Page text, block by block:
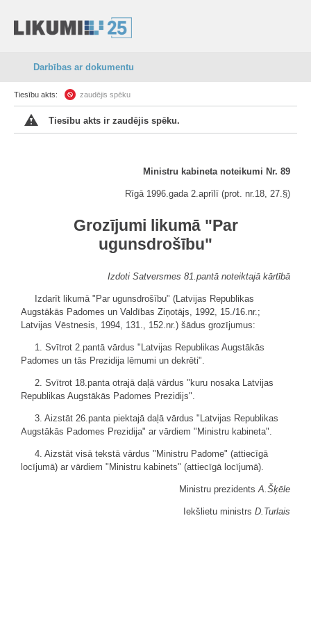
Darbības ar dokumentu
Tiesību akts: zaudējis spēku
Tiesību akts ir zaudējis spēku.
Ministru kabineta noteikumi Nr. 89
Rīgā 1996.gada 2.aprīlī (prot. nr.18, 27.§)
Grozījumi likumā "Par
ugunsdrošību"
Izdoti Satversmes 81.pantā noteiktajā kārtībā
Izdarīt likumā "Par ugunsdrošību" (Latvijas Republikas
Augstākās Padomes un Valdības Ziņotājs, 1992, 15./16.nr.;
Latvijas Vēstnesis, 1994, 131., 152.nr.) šādus grozījumus:
1. Svītrot 2.pantā vārdus "Latvijas Republikas Augstākās
Padomes un tās Prezidija lēmumi un dekrēti".
2. Svītrot 18.panta otrajā daļā vārdus "kuru nosaka Latvijas
Republikas Augstākās Padomes Prezidijs".
3. Aizstāt 26.panta piektajā daļā vārdus "Latvijas Republikas
Augstākās Padomes Prezidija" ar vārdiem "Ministru kabineta".
4. Aizstāt visā tekstā vārdus "Ministru Padome" (attiecīgā
locījumā) ar vārdiem "Ministru kabinets" (attiecīgā locījumā).
Ministru prezidentsA.Šķēle
Iekšlietu ministrs D.Turlais